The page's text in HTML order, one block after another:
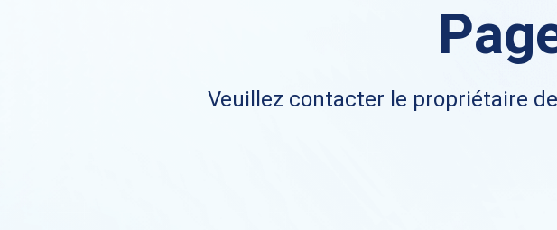
Veuillez contacter le propriétaire